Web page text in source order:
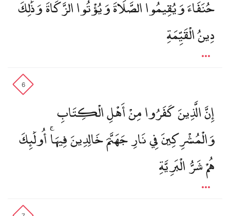
حُنَفَاءَ وَيُقِيمُوا الصَّلَاةَ وَيُؤْتُوا الزَّكَاةَ ۚ وَذَٰلِكَ
دِينُ الْقَيِّمَةِ
6
إِنَّ الَّذِينَ كَفَرُوا مِنْ أَهْلِ الْكِتَابِ
وَالْمُشْرِكِينَ فِي نَارِ جَهَنَّمَ خَالِدِينَ فِيهَا ۚ أُولَٰئِكَ
هُمْ شَرُّ الْبَرِيَّةِ